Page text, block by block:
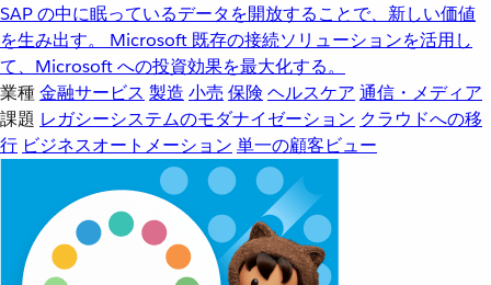
SAP の中に眠っているデータを開放することで、新しい価値
を生み出す。
Microsoft 既存の接続ソリューションを活用し
て、Microsoft への投資効果を最大化する。
業種金融サービス 製造 小売 保険 ヘルスケア 通信・メディア
課題 レガシーシステムのモダナイゼーション クラウドへの移
行 ビジネスオートメーション 単一の顧客ビュー